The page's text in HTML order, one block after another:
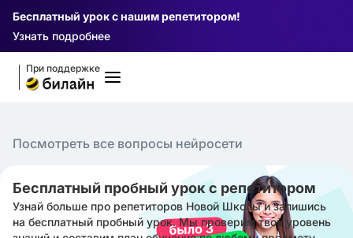
Бесплатный урок с нашим репетитором!
Узнать подробнее
При поддержке
Посмотреть все вопросы нейросети
Бесплатный пробный урок с репетитором
Узнай больше про репетиторов Новой Школы и запишись
на бесплатный пробный урок. Мы проверим твой уровень